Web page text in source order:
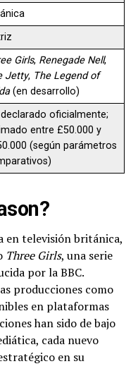
Girls, Renegade Nell,
Jetty, The Legend of
(en desarrollo)
oficialmente;
entre £50.000 y
(según parámetros
en televisión británica,
Three Girls, una serie
por la BBC.
producciones como
en plataformas
han sido de bajo
cada nuevo
en su